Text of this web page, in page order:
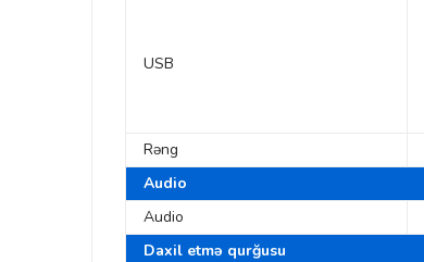
USB
Rəng
Audio
Audio
Daxil etmə qurğusu